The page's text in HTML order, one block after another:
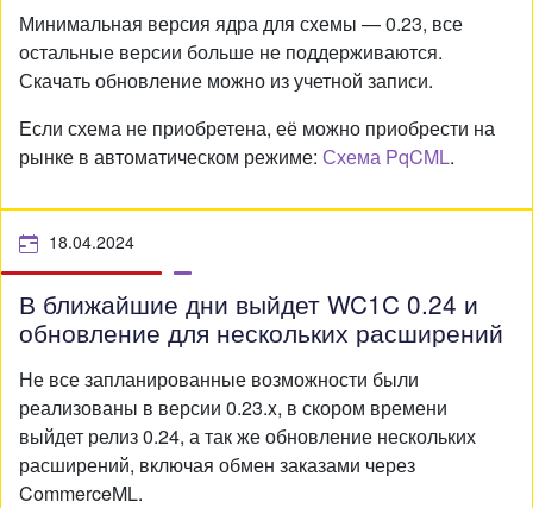
Минимальная версия ядра для схемы — 0.23, все
остальные версии больше не поддерживаются.
Скачать обновление можно из учетной записи.
Если схема не приобретена, её можно приобрести на
рынке в автоматическом режиме: Схема PqCML.
18.04.2024
В ближайшие дни выйдет WC1C 0.24 и
обновление для нескольких расширений
Не все запланированные возможности были
реализованы в версии 0.23.x, в скором времени
выйдет релиз 0.24, а так же обновление нескольких
расширений, включая обмен заказами через
CommerceML.